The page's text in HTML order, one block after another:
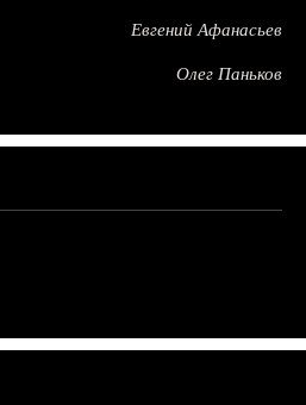
Евгений Афанасьев
Олег Паньков